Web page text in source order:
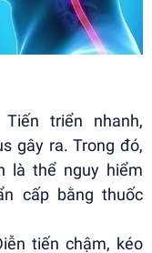
triển nhanh,
gây ra. Trong đó,
là thể nguy hiểm
cấp bằng thuốc
tiến chậm, kéo